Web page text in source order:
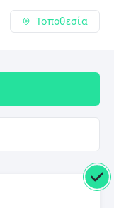
Τοποθεσία